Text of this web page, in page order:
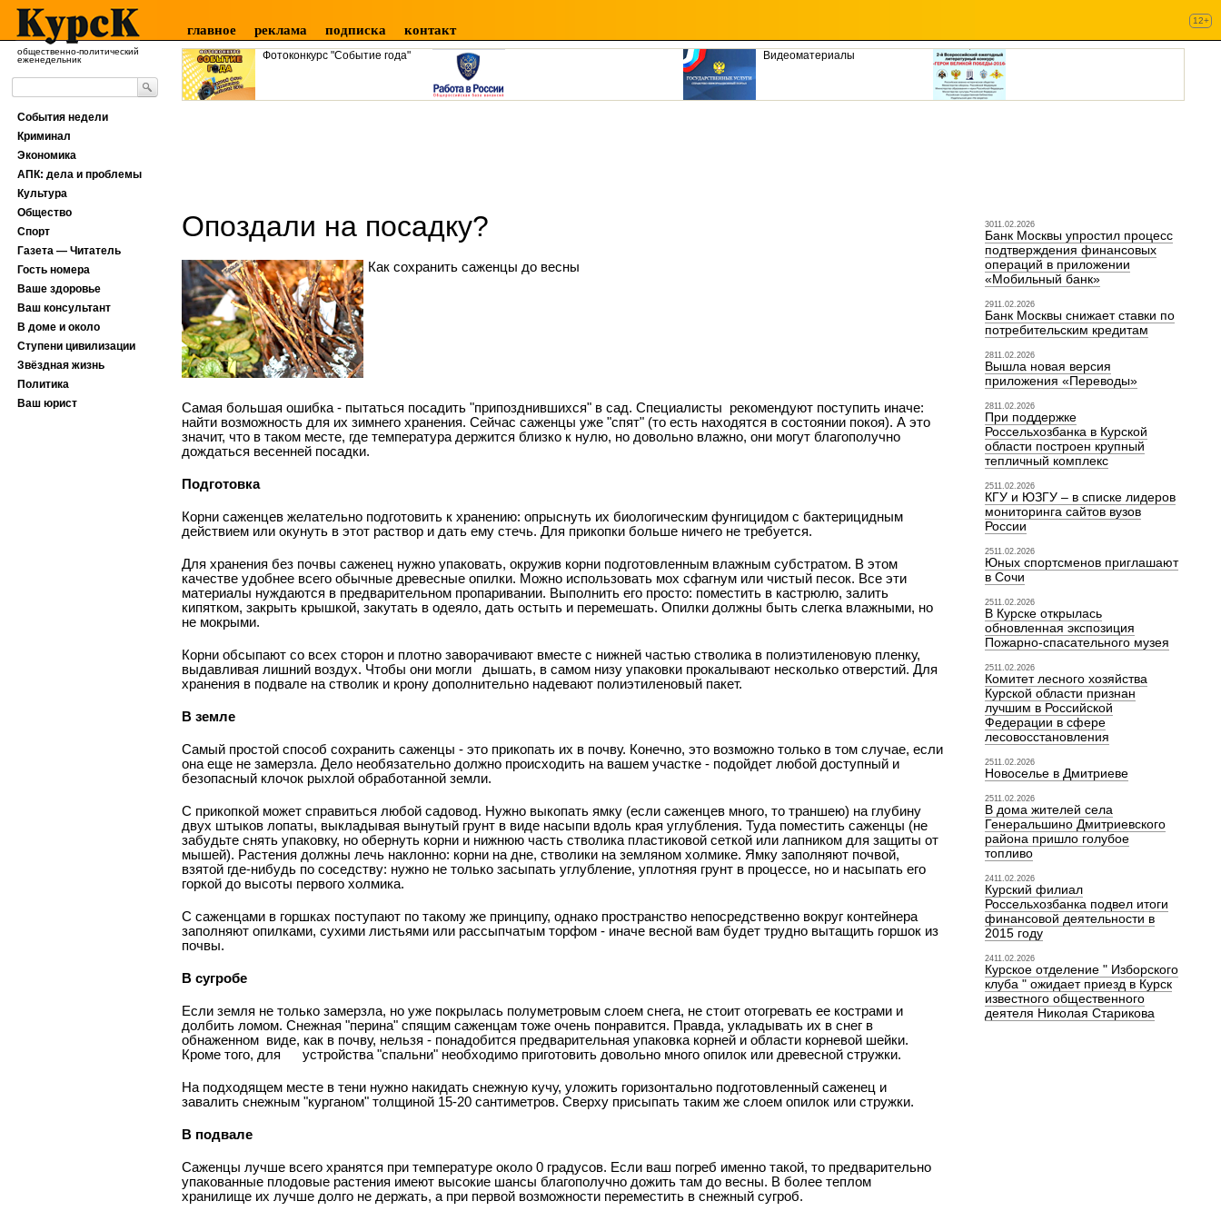
общественно-политический
еженедельник
главное реклама подписка контакт
12+
Фотоконкурс "Событие года" Видеоматериалы
Опоздали на посадку?
Как сохранить саженцы до весны
Самая большая ошибка - пытаться посадить "припозднившихся" в сад. Специалисты рекомендуют поступить иначе:
найти возможность для их зимнего хранения. Сейчас саженцы уже "спят" (то есть находятся в состоянии покоя). А это
значит, что в таком месте, где температура держится близко к нулю, но довольно влажно, они могут благополучно
дождаться весенней посадки.
Подготовка
Корни саженцев желательно подготовить к хранению: опрыснуть их биологическим фунгицидом с бактерицидным
действием или окунуть в этот раствор и дать ему стечь. Для прикопки больше ничего не требуется.
Для хранения без почвы саженец нужно упаковать, окружив корни подготовленным влажным субстратом. В этом
качестве удобнее всего обычные древесные опилки. Можно использовать мох сфагнум или чистый песок. Все эти
материалы нуждаются в предварительном пропаривании. Выполнить его просто: поместить в кастрюлю, залить
кипятком, закрыть крышкой, закутать в одеяло, дать остыть и перемешать. Опилки должны быть слегка влажными, но
не мокрыми.
Корни обсыпают со всех сторон и плотно заворачивают вместе с нижней частью стволика в полиэтиленовую пленку,
выдавливая лишний воздух. Чтобы они могли
дышать, в самом низу упаковки прокалывают несколько отверстий. Для
хранения в подвале на стволик и крону дополнительно надевают полиэтиленовый пакет.
В земле
Самый простой способ сохранить саженцы - это прикопать их в почву. Конечно, это возможно только в том случае, если
она еще не замерзла. Дело необязательно должно происходить на вашем участке - подойдет любой доступный и
безопасный клочок рыхлой обработанной земли.
С прикопкой может справиться любой садовод. Нужно выкопать ямку (если саженцев много, то траншею) на глубину
двух штыков лопаты, выкладывая вынутый грунт в виде насыпи вдоль края углубления. Туда поместить саженцы (не
забудьте снять упаковку, но обернуть корни и нижнюю часть стволика пластиковой сеткой или лапником для защиты от
мышей). Растения должны лечь наклонно: корни на дне, стволики на земляном холмике. Ямку заполняют почвой,
взятой где-нибудь по соседству: нужно не только засыпать углубление, уплотняя грунт в процессе, но и насыпать его
горкой до высоты первого холмика.
С саженцами в горшках поступают по такому же принципу, однако пространство непосредственно вокруг контейнера
заполняют опилками, сухими листьями или рассыпчатым торфом - иначе весной вам будет трудно вытащить горшок из
почвы.
В сугробе
Если земля не только замерзла, но уже покрылась полуметровым слоем снега, не стоит отогревать ее кострами и
долбить ломом. Снежная "перина" спящим саженцам тоже очень понравится. Правда, укладывать их в снег в
обнаженном виде, как в почву, нельзя - понадобится предварительная упаковка корней и области корневой шейки.
Кроме того, для
устройства "спальни" необходимо приготовить довольно много опилок или древесной стружки.
На подходящем месте в тени нужно накидать снежную кучу, уложить горизонтально подготовленный саженец и
завалить снежным "курганом" толщиной 15-20 сантиметров. Сверху присыпать таким же слоем опилок или стружки.
В подвале
Саженцы лучше всего хранятся при температуре около 0 градусов. Если ваш погреб именно такой, то предварительно
упакованные плодовые растения имеют высокие шансы благополучно дожить там до весны. В более теплом
хранилище их лучше долго не держать, а при первой возможности переместить в снежный сугроб.
3011.02.2026
Банк Москвы упростил процесс
подтверждения финансовых
операций в приложении
«Мобильный банк»
2911.02.2026
Банк Москвы снижает ставки по
потребительским кредитам
2811.02.2026
Вышла новая версия
приложения «Переводы»
2811.02.2026
При поддержке
Россельхозбанка в Курской
области построен крупный
тепличный комплекс
2511.02.2026
КГУ и ЮЗГУ – в списке лидеров
мониторинга сайтов вузов
России
2511.02.2026
Юных спортсменов приглашают
в Сочи
2511.02.2026
В Курске открылась
обновленная экспозиция
Пожарно-спасательного музея
2511.02.2026
Комитет лесного хозяйства
Курской области признан
лучшим в Российской
Федерации в сфере
лесовосстановления
2511.02.2026
Новоселье в Дмитриеве
2511.02.2026
В дома жителей села
Генеральшино Дмитриевского
района пришло голубое
топливо
2411.02.2026
Курский филиал
Россельхозбанка подвел итоги
финансовой деятельности в
2015 году
2411.02.2026
Курское отделение " Изборского
клуба " ожидает приезд в Курск
известного общественного
деятеля Николая Старикова
События недели
Криминал
Экономика
АПК: дела и проблемы
Культура
Общество
Спорт
Газета — Читатель
Гость номера
Ваше здоровье
Ваш консультант
В доме и около
Ступени цивилизации
Звёздная жизнь
Политика
Ваш юрист